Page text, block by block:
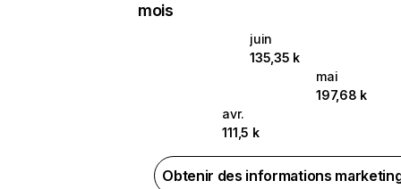
mois
juin
135,35 k
mai
197,68 k
avr.
111,5 k
Obtenir des informations